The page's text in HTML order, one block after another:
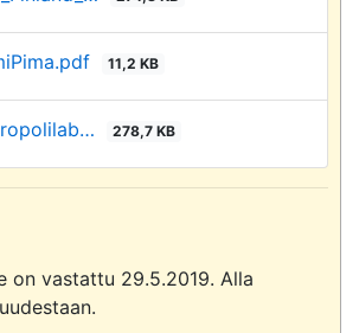
11,2 KB
278,7 KB
on vastattu 29.5.2019. Alla